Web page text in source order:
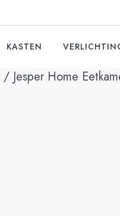
KASTEN
/ Jesper Home